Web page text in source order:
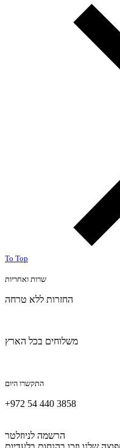
To Top
שרות ואחריות
החזרות ללא טרחה
משלוחים בכל הארץ
התקשרו היום
+972 54 440 3858
הרשמה לניוזלטר